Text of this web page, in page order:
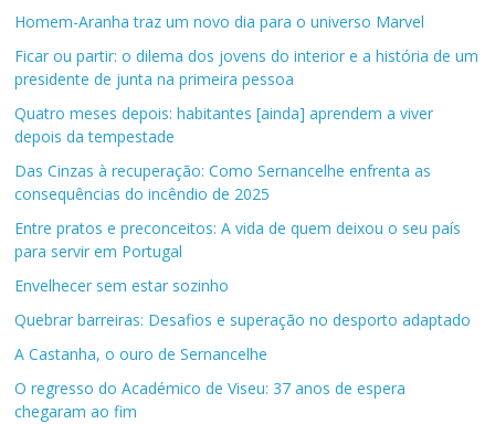
Homem-Aranha traz um novo dia para o universo Marvel
Ficar ou partir: o dilema dos jovens do interior e a história de um
presidente de junta na primeira pessoa
Quatro meses depois: habitantes [ainda] aprendem a viver
depois da tempestade
Das Cinzas à recuperação: Como Sernancelhe enfrenta as
consequências do incêndio de 2025
Entre pratos e preconceitos: A vida de quem deixou o seu país
para servir em Portugal
Envelhecer sem estar sozinho
Quebrar barreiras: Desafios e superação no desporto adaptado
A Castanha, o ouro de Sernancelhe
O regresso do Académico de Viseu: 37 anos de espera
chegaram ao fim